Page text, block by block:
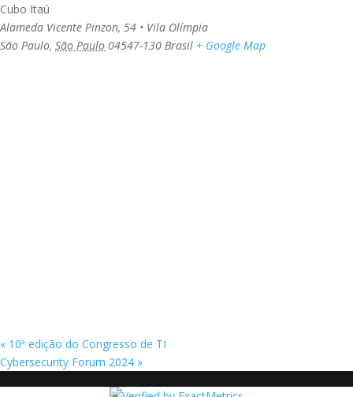
Cubo Itaú
Alameda Vicente Pinzon, 54 • Vila Olímpia
São Paulo, São Paulo 04547-130 Brasil + Google Map
« 10ª edição do Congresso de TI
Cybersecurity Forum 2024 »